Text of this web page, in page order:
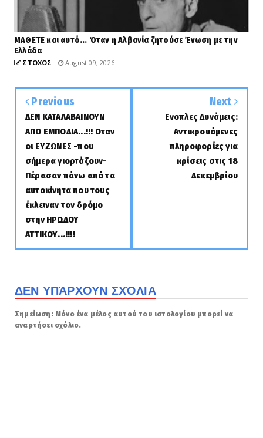
ΜΑΘΕΤΕ και αυτό... Όταν η Αλβανία ζητούσε Ένωση με την
Ελλάδα
ΣΤΟΧΟΣ August 09, 2026
Previous
ΔΕΝ ΚΑΤΑΛΑΒΑΙΝΟΥΝ
ΑΠΟ ΕΜΠΟΔΙΑ...!!! Οταν
οι ΕΥΖΩΝΕΣ -που
σήμερα γιορτάζουν-
Πέρασαν πάνω από τα
αυτοκίνητα που τους
έκλειναν τον δρόμο
στην ΗΡΩΔΟΥ
ΑΤΤΙΚΟΥ...!!!!
Next
Ενοπλες Δυνάμεις:
Αντικρουόμενες
πληροφορίες για
κρίσεις στις 18
Δεκεμβρίου
ΔΕΝ ΥΠΆΡΧΟΥΝ ΣΧΌΛΙΑ
Σημείωση: Μόνο ένα μέλος αυτού του ιστολογίου μπορεί να
αναρτήσει σχόλιο.